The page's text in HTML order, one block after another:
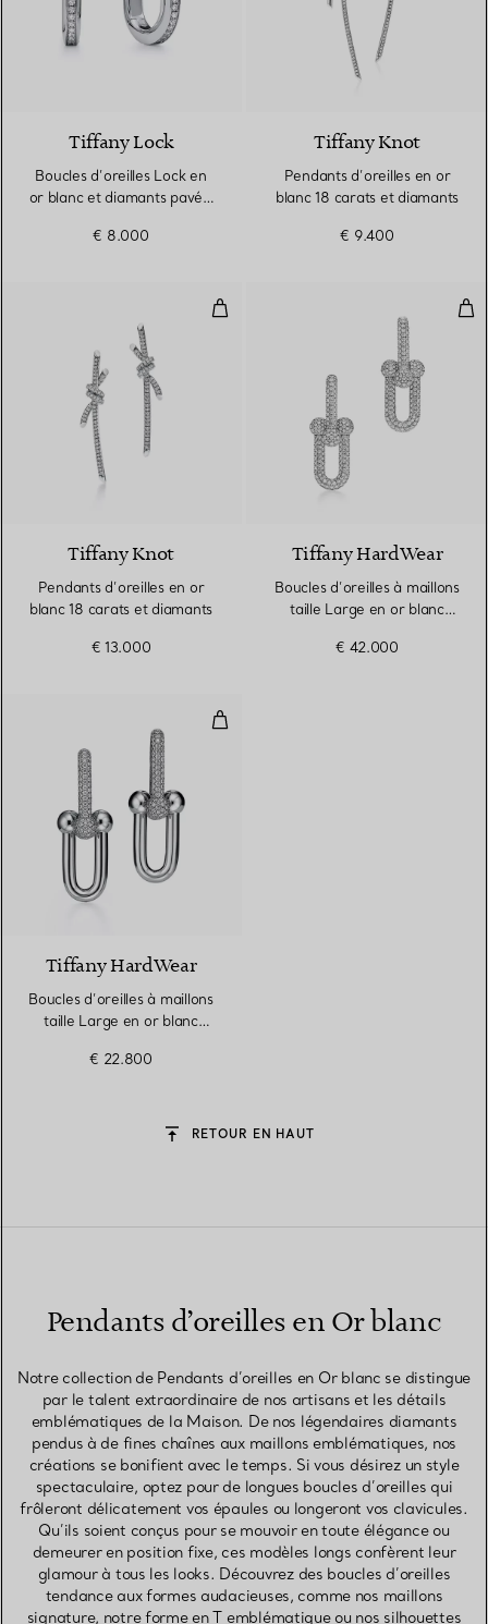
3 Matériaux
Tiffany Lock
Boucles d’oreilles Lock en
or blanc et diamants pavés,
€ 8.000
Tiffany Knot
Pendants d’oreilles en or
blanc 18 carats et diamants
€ 9.400
Pendants d’oreilles en or blanc
2 Matériaux
Tiffany Knot
Pendants d’oreilles en or
blanc 18 carats et diamants
€ 13.000
Tiffany HardWear
Boucles d’oreilles à maillons
taille Large en or blanc
€ 42.000
Boucles d’oreilles à maillons
Tiffany HardWear
Boucles d’oreilles à maillons
taille Large en or blanc
diamants
€ 22.800
RETOUR EN HAUT
Pendants d’oreilles en Or blanc
Notre collection de Pendants d’oreilles en Or blanc se distingue
par le talent extraordinaire de nos artisans et les détails
emblématiques de la Maison. De nos légendaires diamants
pendus à de fines chaînes aux maillons emblématiques, nos
créations se bonifient avec le temps. Si vous désirez un style
spectaculaire, optez pour de longues boucles d’oreilles qui
frôleront délicatement vos épaules ou longeront vos clavicules.
Qu’ils soient conçus pour se mouvoir en toute élégance ou
demeurer en position fixe, ces modèles longs confèrent leur
glamour à tous les looks. Découvrez des boucles d’oreilles
tendance aux formes audacieuses, comme nos maillons
signature, notre forme en T emblématique ou nos silhouettes